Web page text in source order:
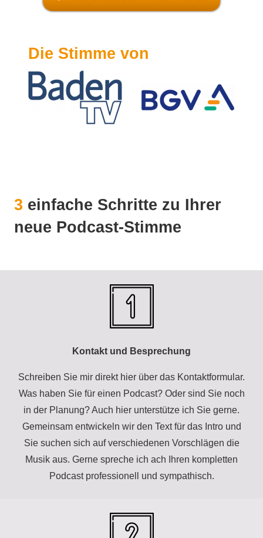
Die Stimme von
3 einfache Schritte zu Ihrer
neue Podcast-Stimme
Kontakt und Besprechung
Schreiben Sie mir direkt hier über das Kontaktformular.
Was haben Sie für einen Podcast? Oder sind Sie noch
in der Planung? Auch hier unterstütze ich Sie gerne.
Gemeinsam entwickeln wir den Text für das Intro und
Sie suchen sich auf verschiedenen Vorschlägen die
Musik aus. Gerne spreche ich ach Ihren kompletten
Podcast professionell und sympathisch.